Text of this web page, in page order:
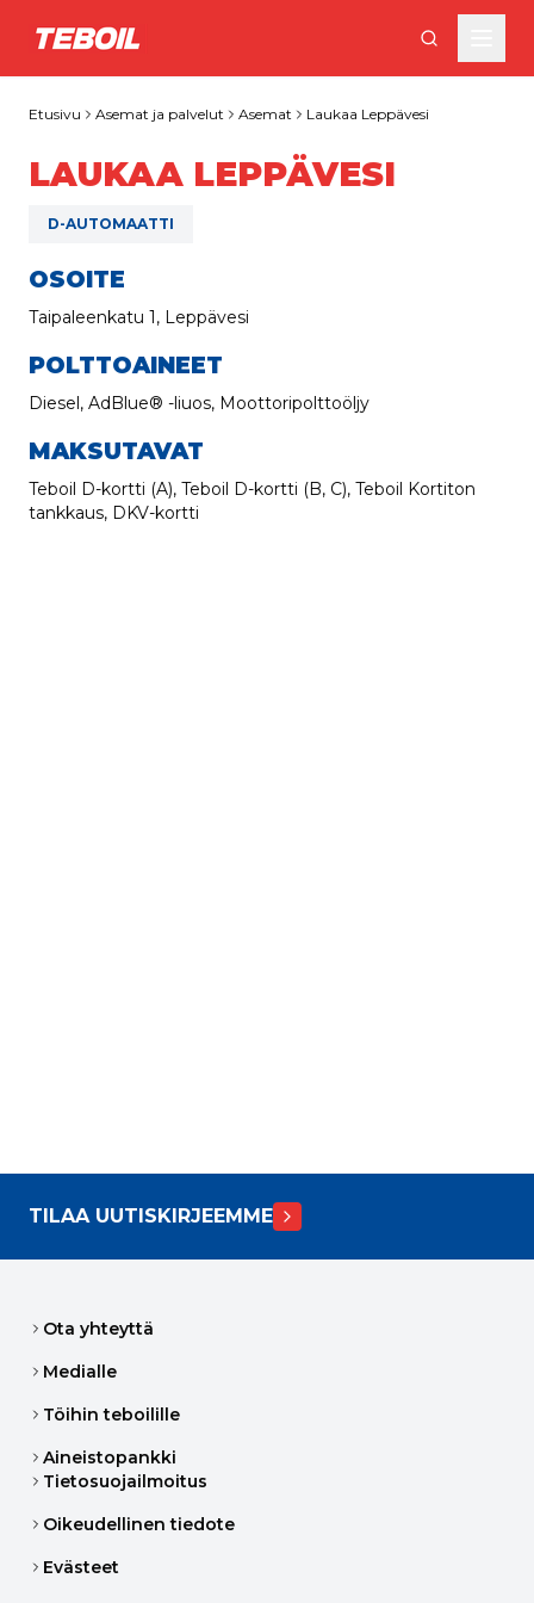
Siirry pääsisältöön
Etusivu Asemat ja palvelut Asemat Laukaa Leppävesi
LAUKAA LEPPÄVESI
D-AUTOMAATTI
OSOITE
Taipaleenkatu 1, Leppävesi
POLTTOAINEET
Diesel, AdBlue® -liuos, Moottoripolttoöljy
MAKSUTAVAT
Teboil D-kortti (A), Teboil D-kortti (B, C), Teboil Kortiton
tankkaus, DKV-kortti
TILAA UUTISKIRJEEMME
Ota yhteyttä
Medialle
Töihin teboilille
Aineistopankki
Tietosuojailmoitus
Oikeudellinen tiedote
Evästeet